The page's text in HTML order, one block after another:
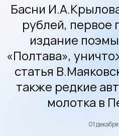
Басни
рублей,
издание
«Полтава»,
статья
также редкие
молотка в
01